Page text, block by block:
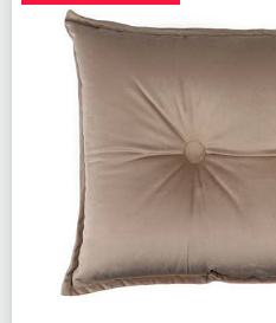
Ткань:
Сторона
Доставка: